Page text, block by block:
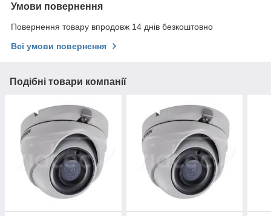
Умови повернення
Повернення товару впродовж 14 днів безкоштовно
Всі умови повернення
Подібні товари компанії